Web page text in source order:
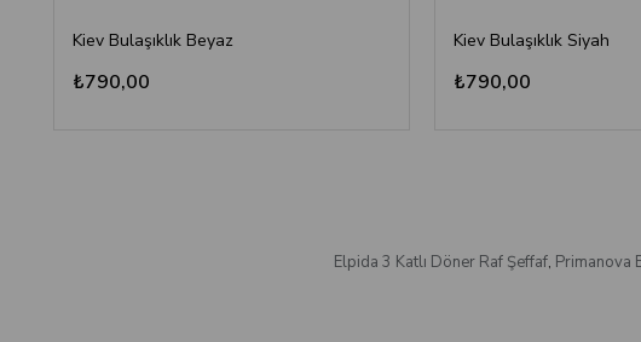
Kiev Bulaşıklık Beyaz
₺790,00
Kiev Bulaşıklık Siyah
₺790,00
Elpida 3 Katlı Döner Raf Şeffaf, Primanova